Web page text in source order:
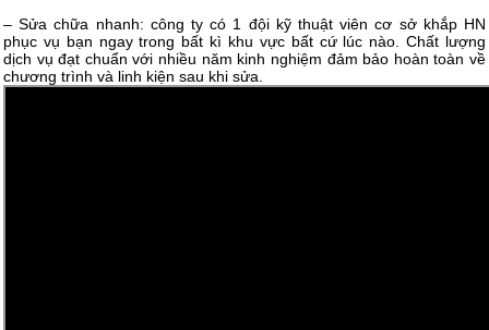
– Sửa chữa nhanh: công ty có 1 đội kỹ thuật viên cơ sở khắp HN
phục vụ bạn ngay trong bất kì khu vực bất cứ lúc nào. Chất lượng
dịch vụ đạt chuẩn với nhiều năm kinh nghiệm đảm bảo hoàn toàn về
chương trình và linh kiện sau khi sửa.